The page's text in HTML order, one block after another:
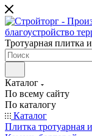
Тротуарная плитка
Каталог
По всему сайту
По каталогу
Каталог
Плитка тротуарная